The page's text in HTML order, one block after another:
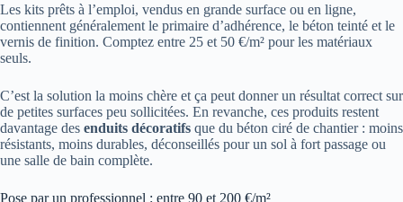
Les kits prêts à l’emploi, vendus en grande surface ou en ligne,
contiennent généralement le primaire d’adhérence, le béton teinté et le
vernis de finition. Comptez entre 25 et 50 €/m² pour les matériaux
seuls.
C’est la solution la moins chère et ça peut donner un résultat correct sur
de petites surfaces peu sollicitées. En revanche, ces produits restent
davantage des enduits décoratifs que du béton ciré de chantier : moins
résistants, moins durables, déconseillés pour un sol à fort passage ou
une salle de bain complète.
Pose par un professionnel : entre 90 et 200 €/m²